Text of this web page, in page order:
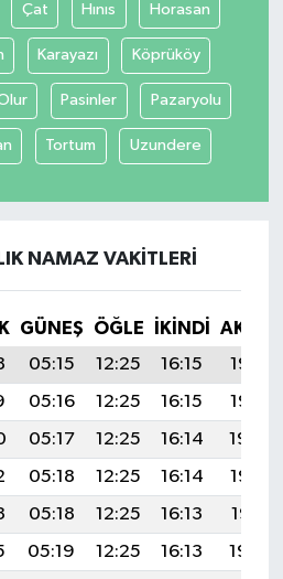
Çat Hınıs Horasan
Karayazı Köprüköy
Pasinler Pazaryolu
Tortum Uzundere
NAMAZ VAKITLERI
GÜNEŞ ÖĞLE İKINDI
05:15 12:25 16:15
19:26
05:16 12:25 16:15
19:25
05:17 12:25 16:14
19:24
05:18 12:25 16:14
19:22
05:18 12:25 16:13
19:21
05:19 12:25 16:13
19:20